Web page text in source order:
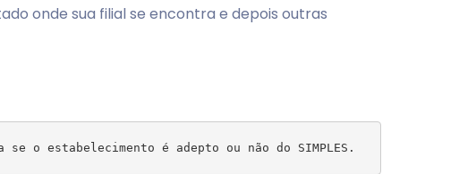
onde sua filial se encontra e depois outras